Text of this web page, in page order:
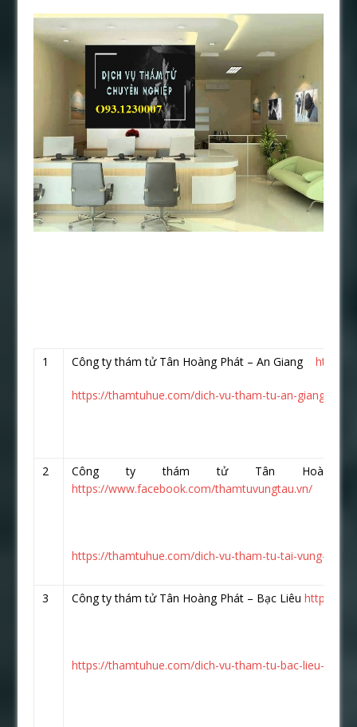
1 Công ty thám tử Tân Hoàng Phát – An Gianghttps://
https://thamtuhue.com/dich-vu-tham-tu-an-giang-uy-
2
Công ty thám tử Tân Hoàng
https://www.facebook.com/thamtuvungtau.vn/
https://thamtuhue.com/dich-vu-tham-tu-tai-vung-tau-
3 Công ty thám tử Tân Hoàng Phát – Bạc Liêuhttps://
https://thamtuhue.com/dich-vu-tham-tu-bac-lieu-uy-